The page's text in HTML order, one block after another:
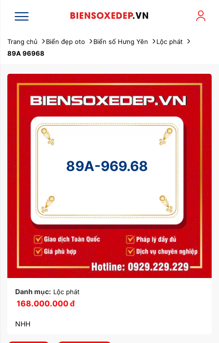
Trang chủ Biển đẹp oto Biển số Hưng Yên
Lộc phát
89A 96968
89A-969.68
Danh mục: Lộc phát
168.000.000đ
NHH